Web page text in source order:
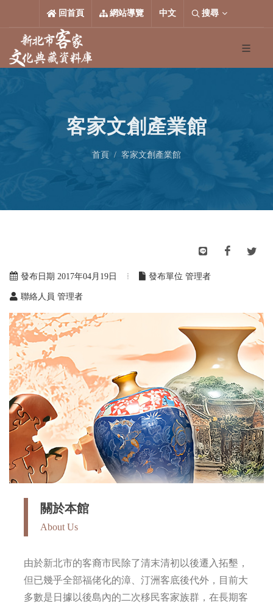
跳到主要內容區塊
回首頁 網站導覽 中文中文 搜尋
客家文創產業館
首頁 客家文創產業館
發布日期 2017年04月19日 發布單位 管理者
聯絡人員 管理者
關於本館
About Us
由於新北市的客裔市民除了清末清初以後遷入拓墾，
但已幾乎全部福佬化的漳、汀洲客底後代外，目前大
多數是日據以後島內的二次移民客家族群，在長期客